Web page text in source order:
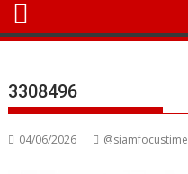
3308496
04/06/2026 @siamfocustime